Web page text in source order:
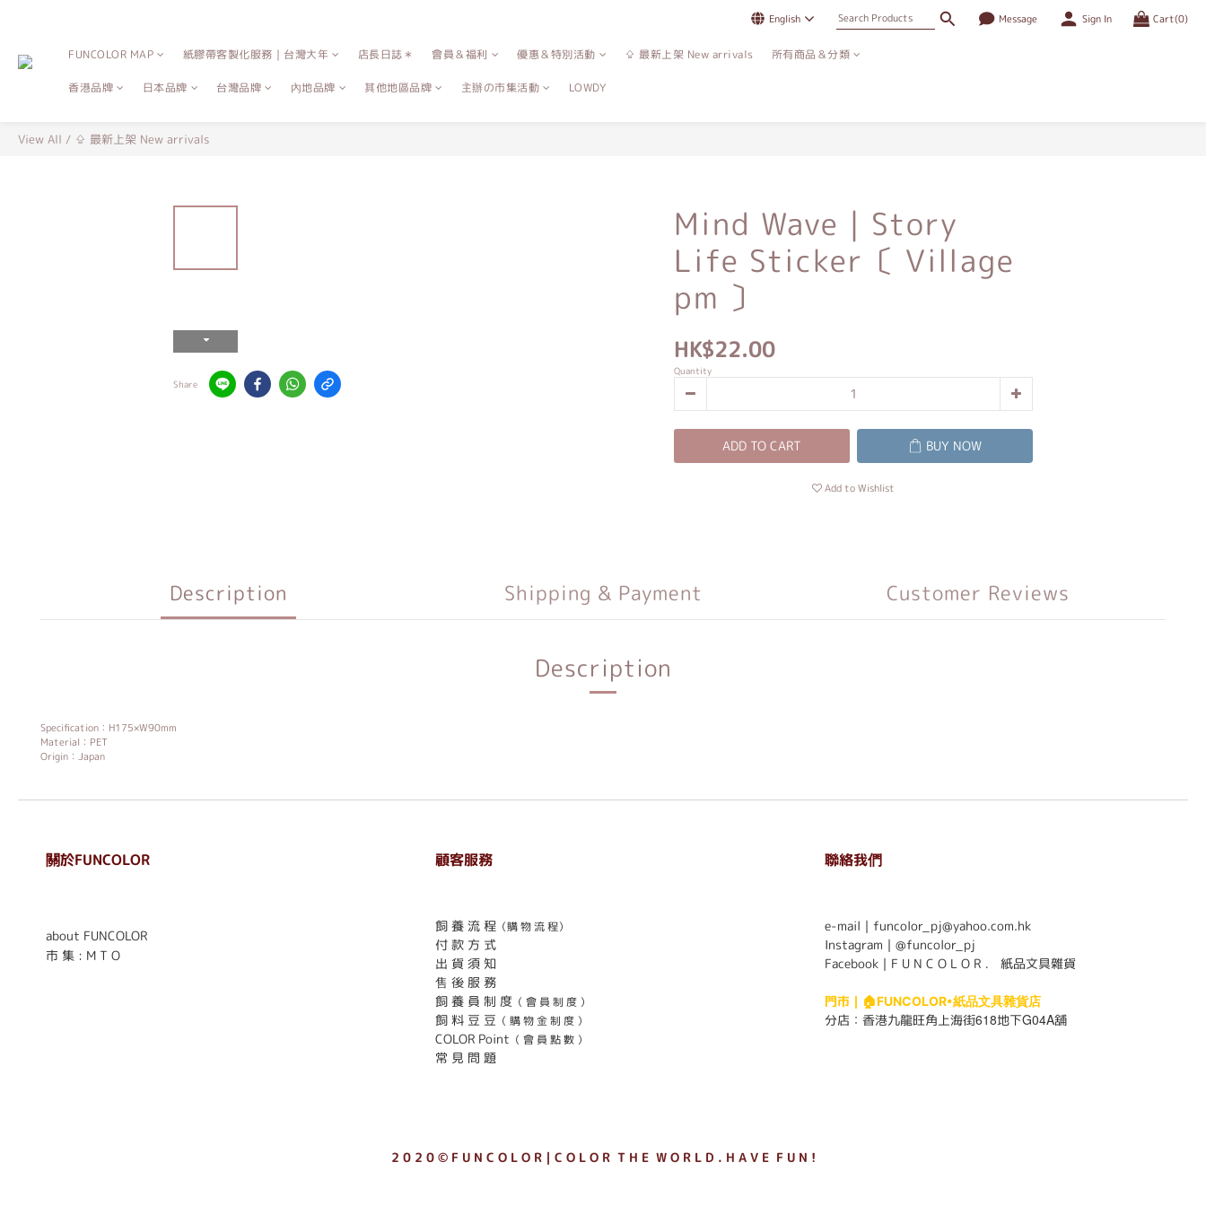
English Message Sign In Cart(0)
FUNCOLOR MAP 紙膠帶客製化服務｜台灣大年 店長日誌＊ 會員＆福利 優惠＆特別活動 ⇪ 最新上架 New arrivals 所有商品＆分類
香港品牌 日本品牌 台灣品牌 內地品牌 其他地區品牌 主辦の市集活動 LOWDY
View All / ⇪ 最新上架 New arrivals
Share
Mind Wave｜Story
Life Sticker〔 Village
pm 〕
HK$22.00
Quantity
ADD TO CART BUY NOW
Add to Wishlist
Description Shipping & Payment Customer Reviews
Description
Specification：H175×W90mm
Material：PET
Origin：Japan
關於FUNCOLOR
about FUNCOLOR
市 集 : M T O
顧客服務
飼 養 流 程 （購 物 流 程）
付 款 方 式
出 貨 須 知
售 後 服 務
飼 養 員 制 度 （ 會 員 制 度 ）
飼 料 豆 豆 （ 購 物 金 制 度 ）
COLOR Point （ 會 員 點 數 ）
常 見 問 題
聯絡我們
e-mail｜funcolor_pj@yahoo.com.hk
Instagram｜ @funcolor_pj
Facebook｜ F U N C O L O R ． 紙品文具雜貨
門市｜ 🏠FUNCOLOR•紙品文具雜貨店
分店： 香港九龍旺角上海街618地下G04A舖
2 0 2 0 © F U N C O L O R｜C O L O R T H E W O R L D . H A V E F U N !